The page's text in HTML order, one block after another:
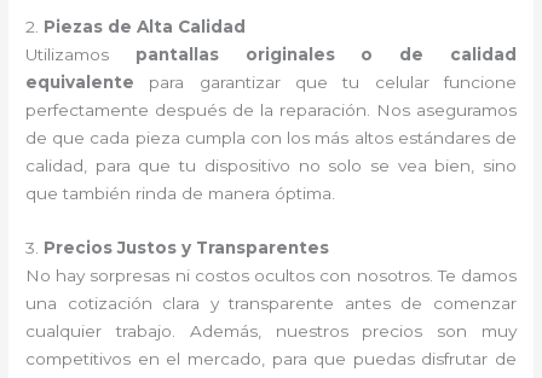
2. Piezas de Alta Calidad
Utilizamos pantallas originales o de calidad
equivalente para garantizar que tu celular funcione
perfectamente después de la reparación. Nos aseguramos
de que cada pieza cumpla con los más altos estándares de
calidad, para que tu dispositivo no solo se vea bien, sino
que también rinda de manera óptima.
3. Precios Justos y Transparentes
No hay sorpresas ni costos ocultos con nosotros. Te damos
una cotización clara y transparente antes de comenzar
cualquier trabajo. Además, nuestros precios son muy
competitivos en el mercado, para que puedas disfrutar de